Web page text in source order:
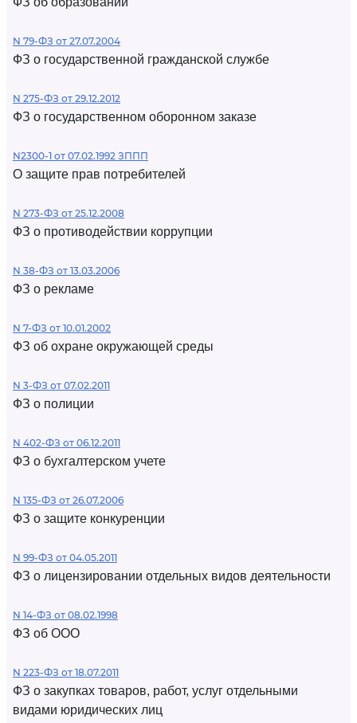
N 79-ФЗ от 27.07.2004
ФЗ о государственной гражданской службе
N 275-ФЗ от 29.12.2012
ФЗ о государственном оборонном заказе
N2300-1 от 07.02.1992 ЗППП
О защите прав потребителей
N 273-ФЗ от 25.12.2008
ФЗ о противодействии коррупции
N 38-ФЗ от 13.03.2006
ФЗ о рекламе
N 7-ФЗ от 10.01.2002
ФЗ об охране окружающей среды
N 3-ФЗ от 07.02.2011
ФЗ о полиции
N 402-ФЗ от 06.12.2011
ФЗ о бухгалтерском учете
N 135-ФЗ от 26.07.2006
ФЗ о защите конкуренции
N 99-ФЗ от 04.05.2011
ФЗ о лицензировании отдельных видов деятельности
N 14-ФЗ от 08.02.1998
ФЗ об ООО
N 223-ФЗ от 18.07.2011
ФЗ о закупках товаров, работ, услуг отдельными
видами юридических лиц